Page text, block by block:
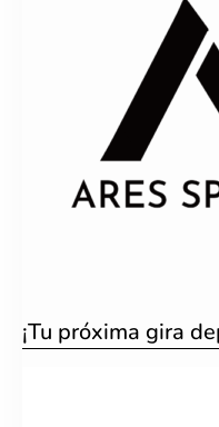
¡Tu próxima gira